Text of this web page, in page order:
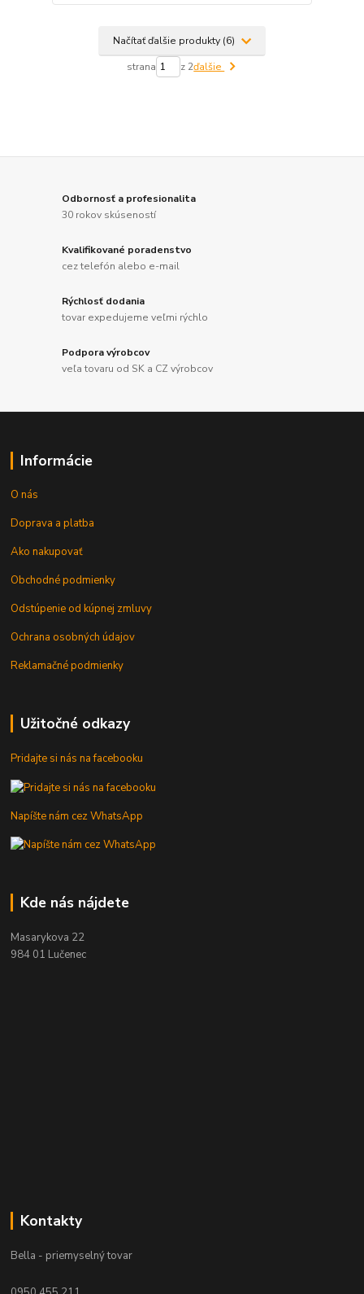
Načítať ďalšie produkty (6)
strana z 2ďalšie
Odbornosť a profesionalita
30 rokov skúseností
Kvalifikované poradenstvo
cez telefón alebo e-mail
Rýchlosť dodania
tovar expedujeme veľmi rýchlo
Podpora výrobcov
veľa tovaru od SK a CZ výrobcov
Informácie
O nás
Doprava a platba
Ako nakupovať
Obchodné podmienky
Odstúpenie od kúpnej zmluvy
Ochrana osobných údajov
Reklamačné podmienky
Užitočné odkazy
Pridajte si nás na facebooku
Napíšte nám cez WhatsApp
Kde nás nájdete
Masarykova 22
984 01 Lučenec
Kontakty
Bella - priemyselný tovar